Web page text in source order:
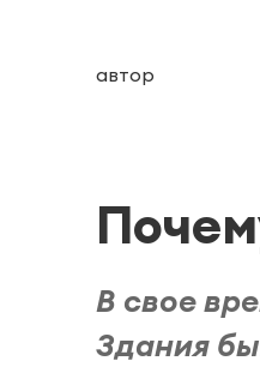
автор
В свое
Здания